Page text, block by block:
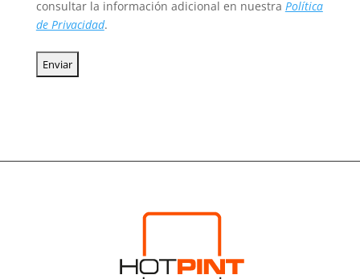
consultar la información adicional en nuestra Política
de Privacidad.